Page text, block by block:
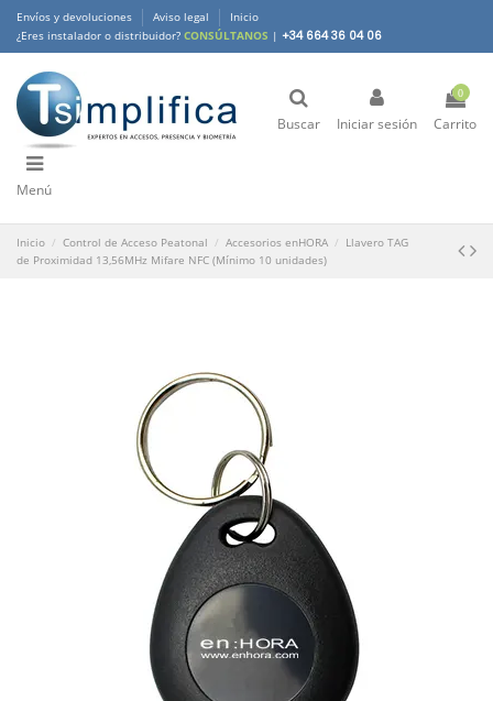
Envíos y devoluciones Aviso legal
Inicio
¿Eres instalador o distribuidor? CONSÚLTANOS | +34 664 36 04 06
Buscar Iniciar sesión
0
Carrito
Menú
Inicio Control de Acceso Peatonal Accesorios enHORA
Llavero TAG
de Proximidad 13,56MHz Mifare NFC (Mínimo 10 unidades)